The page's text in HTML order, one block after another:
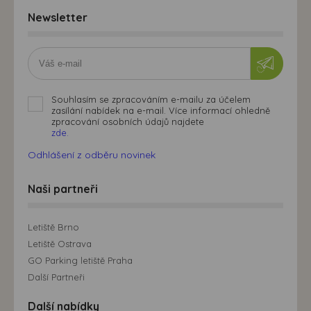
Newsletter
Souhlasím se zpracováním e-mailu za účelem
zasílání nabídek na e-mail. Více informací ohledně
zpracování osobních údajů najdete
zde.
Odhlášení z odběru novinek
Naši partneři
Letiště Brno
Letiště Ostrava
GO Parking letiště Praha
Další Partneři
Další nabídky